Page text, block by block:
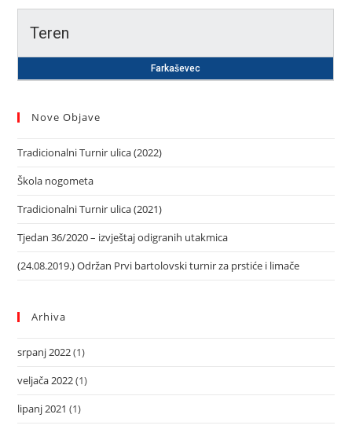
Teren
Farkaševec
Nove Objave
Tradicionalni Turnir ulica (2022)
Škola nogometa
Tradicionalni Turnir ulica (2021)
Tjedan 36/2020 – izvještaj odigranih utakmica
(24.08.2019.) Održan Prvi bartolovski turnir za prstiće i limače
Arhiva
srpanj 2022(1)
veljača 2022(1)
lipanj 2021 (1)